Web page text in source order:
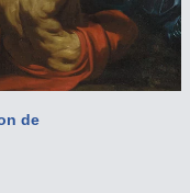
de